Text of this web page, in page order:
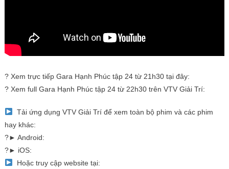
? Xem trực tiếp Gara Hạnh Phúc tập 24 từ 21h30 tại đây:
? Xem full Gara Hạnh Phúc tập 24 từ 22h30 trên VTV Giải Trí:
Tải ứng dụng VTV Giải Trí để xem toàn bộ phim và các phim
hay khác:
?► Android:
?► iOS:
Hoặc truy cập website tại: